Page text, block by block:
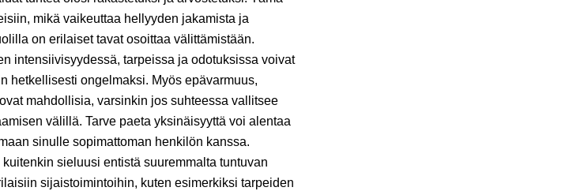
mikä vaikeuttaa hellyyden jakamista ja
on erilaiset tavat osoittaa välittämistään.
intensiivisyydessä, tarpeissa ja odotuksissa voivat
hetkellisesti ongelmaksi. Myös epävarmuus,
mahdollisia, varsinkin jos suhteessa vallitsee
välillä. Tarve paeta yksinäisyyttä voi alentaa
sinulle sopimattoman henkilön kanssa.
sieluusi entistä suuremmalta tuntuvan
sijaistoimintoihin, kuten esimerkiksi tarpeiden